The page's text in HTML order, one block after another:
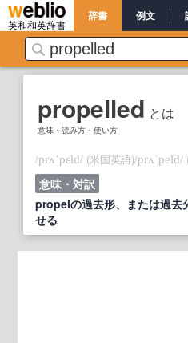
英和和英辞書
辞書 例文
propelled とは
意味・読み方・使い方
/prʌˈpɛld/ (米国英語)/prʌˈpeld/
意味・対訳
propelの過去形、または過
せる